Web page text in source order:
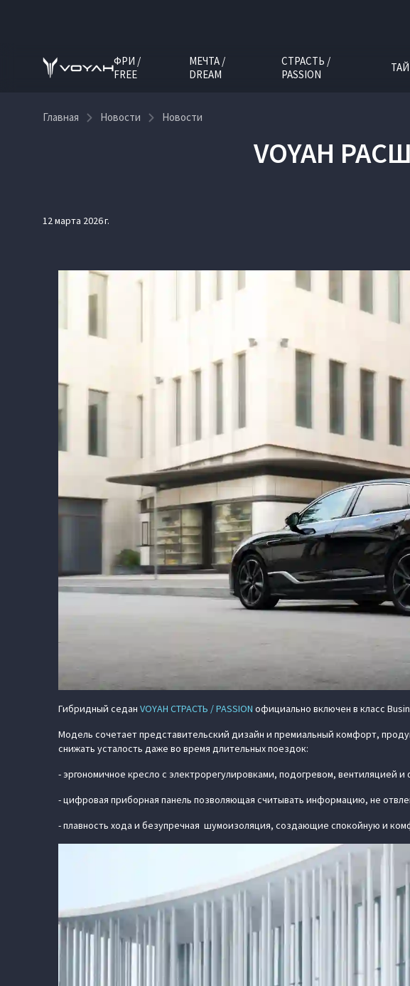
ФРИ /
FREE
МЕЧТА /
DREAM
СТРАСТЬ /
PASSION
Главная Новости Новости
VOYAH
12 марта 2026 г.
Гибридный седан VOYAH СТРАСТЬ / PASSION официально включен в класс
Модель сочетает представительский дизайн и премиальный комфорт,
снижать усталость даже во время длительных поездок:
- эргономичное кресло с электрорегулировками, подогревом, вентиляцией
- цифровая приборная панель позволяющая считывать информацию, не
- плавность хода и безупречная шумоизоляция, создающие спокойную и